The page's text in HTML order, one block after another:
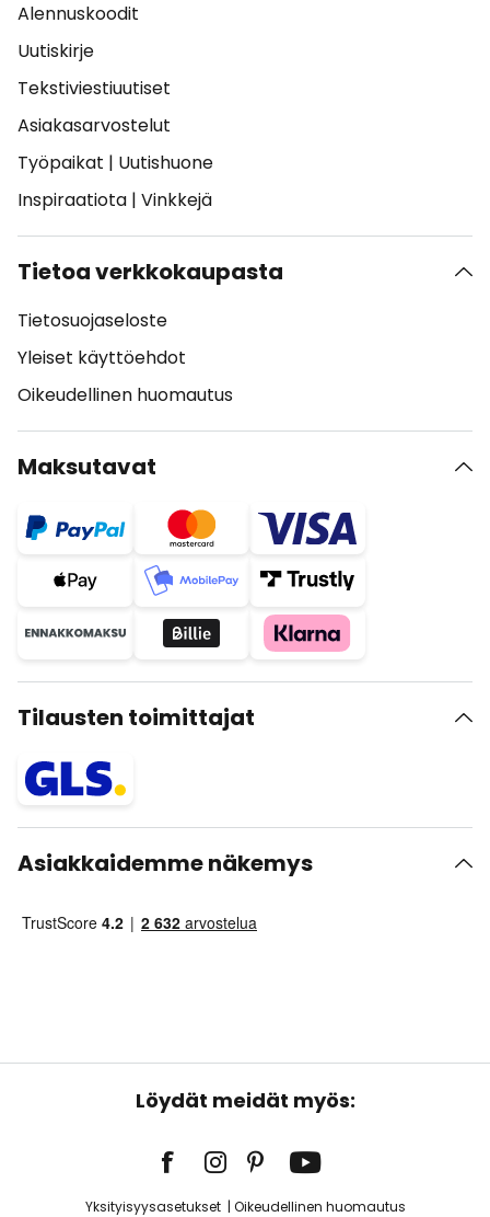
Alennuskoodit
Uutiskirje
Tekstiviestiuutiset
Asiakasarvostelut
Työpaikat | Uutishuone
Inspiraatiota | Vinkkejä
Tietoa verkkokaupasta
Tietosuojaseloste
Yleiset käyttöehdot
Oikeudellinen huomautus
Maksutavat
Tilausten toimittajat
Asiakkaidemme näkemys
Löydät meidät myös:
Yksityisyysasetukset Oikeudellinen huomautus